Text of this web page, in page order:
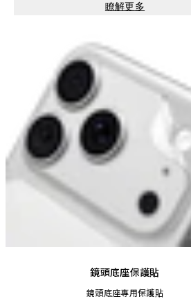
瞭解更多
鏡頭底座保護貼
鏡頭底座專用保護貼